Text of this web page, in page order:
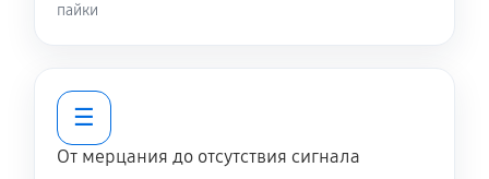
пайки
☰
От мерцания до отсутствия сигнала